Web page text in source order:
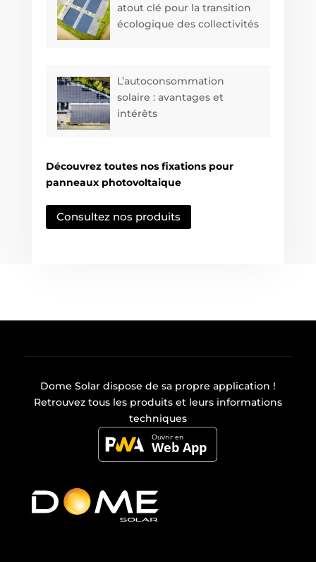
atout clé pour la transition
écologique des collectivités
L’autoconsommation
solaire : avantages et
intérêts
Découvrez toutes nos fixations pour
panneaux photovoltaique
Consultez nos produits
Dome Solar dispose de sa propre application !
Retrouvez tous les produits et leurs informations
techniques